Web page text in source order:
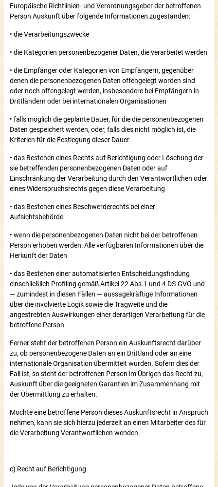
Europäische Richtlinien- und Verordnungsgeber der betroffenen
Person Auskunft über folgende Informationen zugestanden:
• die Verarbeitungszwecke
• die Kategorien personenbezogener Daten, die verarbeitet werden
• die Empfänger oder Kategorien von Empfängern, gegenüber
denen die personenbezogenen Daten offengelegt worden sind
oder noch offengelegt werden, insbesondere bei Empfängern in
Drittländern oder bei internationalen Organisationen
• falls möglich die geplante Dauer, für die die personenbezogenen
Daten gespeichert werden, oder, falls dies nicht möglich ist, die
Kriterien für die Festlegung dieser Dauer
• das Bestehen eines Rechts auf Berichtigung oder Löschung der
sie betreffenden personenbezogenen Daten oder auf
Einschränkung der Verarbeitung durch den Verantwortlichen oder
eines Widerspruchsrechts gegen diese Verarbeitung
• das Bestehen eines Beschwerderechts bei einer
Aufsichtsbehörde
• wenn die personenbezogenen Daten nicht bei der betroffenen
Person erhoben werden: Alle verfügbaren Informationen über die
Herkunft der Daten
• das Bestehen einer automatisierten Entscheidungsfindung
einschließlich Profiling gemäß Artikel 22 Abs.1 und 4 DS-GVO und
— zumindest in diesen Fällen — aussagekräftige Informationen
über die involvierte Logik sowie die Tragweite und die
angestrebten Auswirkungen einer derartigen Verarbeitung für die
betroffene Person
Ferner steht der betroffenen Person ein Auskunftsrecht darüber
zu, ob personenbezogene Daten an ein Drittland oder an eine
internationale Organisation übermittelt wurden. Sofern dies der
Fall ist, so steht der betroffenen Person im Übrigen das Recht zu,
Auskunft über die geeigneten Garantien im Zusammenhang mit
der Übermittlung zu erhalten.
Möchte eine betroffene Person dieses Auskunftsrecht in Anspruch
nehmen, kann sie sich hierzu jederzeit an einen Mitarbeiter des für
die Verarbeitung Verantwortlichen wenden.
c) Recht auf Berichtigung